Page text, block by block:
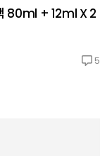
80ml + 12ml X 2
5